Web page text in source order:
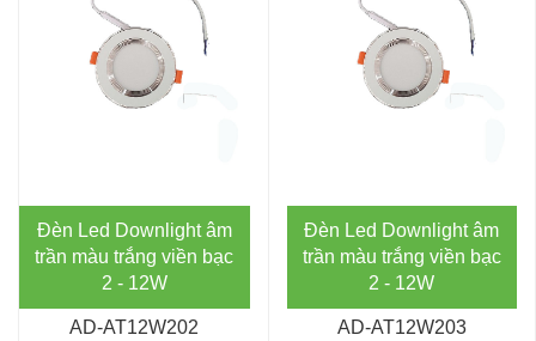
Đèn Led Downlight âm
trần màu trắng viền bạc
2 - 12W
AD-AT12W202
Đèn Led Downlight âm
trần màu trắng viền bạc
2 - 12W
AD-AT12W203